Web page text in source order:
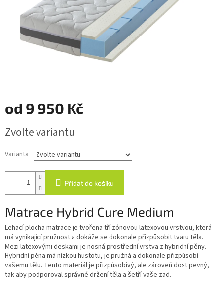
od 9 950 Kč
cena:
Zvolte variantu
Varianta
Přidat do košíku
Matrace Hybrid Cure Medium
Lehací plocha matrace je tvořena tří zónovou latexovou vrstvou, která
má vynikající pružnost a dokáže se dokonale přizpůsobit tvaru těla.
Mezi latexovými deskami je nosná prostřední vrstva z hybridní pěny.
Hybridní pěna má nízkou hustotu, je pružná a dokonale přizpůsobí
vašemu tělu. Tento materiál je přizpůsobivý, ale zároveň dost pevný,
tak aby podporoval správné držení těla a šetří vaše zad.